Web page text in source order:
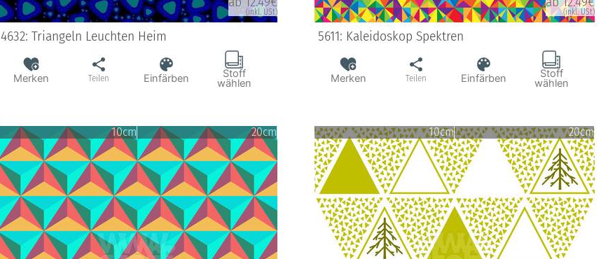
(inkl. USt)
4632: Triangeln Leuchten Heim
Merken Teilen Einfärben Stoff
wählen
(inkl. USt)
5611: Kaleidoskop Spektren
Merken Teilen Einfärben Stoff
wählen
10cm 20cm 10cm 20cm